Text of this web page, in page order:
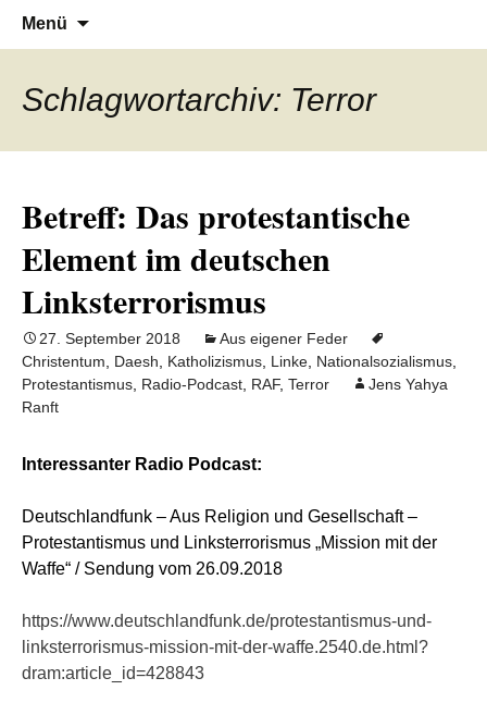
Al-Adala.de
Denn die Gerechtigkeit ist die Grundlage
von allem
Menü
Schlagwortarchiv: Terror
Betreff: Das protestantische
Element im deutschen
Linksterrorismus
27. September 2018
Aus eigener Feder
Christentum
Daesh Katholizismus Linke Nationalsozialismus
Protestantismus Radio-Podcast RAF, Terror
Jens Yahya
Ranft
Interessanter Radio Podcast:
Deutschlandfunk – Aus Religion und Gesellschaft –
Protestantismus und Linksterrorismus „Mission mit der
Waffe“ / Sendung vom 26.09.2018
https://www.deutschlandfunk.de/protestantismus-und-
linksterrorismus-mission-mit-der-waffe.2540.de.html?
dram:article_id=428843